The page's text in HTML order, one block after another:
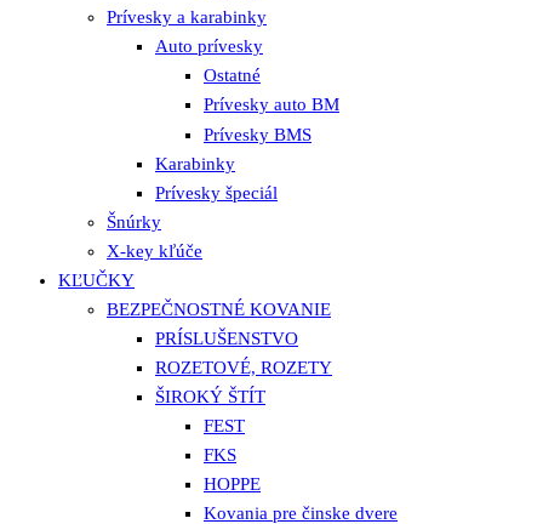
Prívesky a karabinky
Auto prívesky
Ostatné
Prívesky auto BM
Prívesky BMS
Karabinky
Prívesky špeciál
Šnúrky
X-key kľúče
KĽUČKY
BEZPEČNOSTNÉ KOVANIE
PRÍSLUŠENSTVO
ROZETOVÉ, ROZETY
ŠIROKÝ ŠTÍT
FEST
FKS
HOPPE
Kovania pre činske dvere